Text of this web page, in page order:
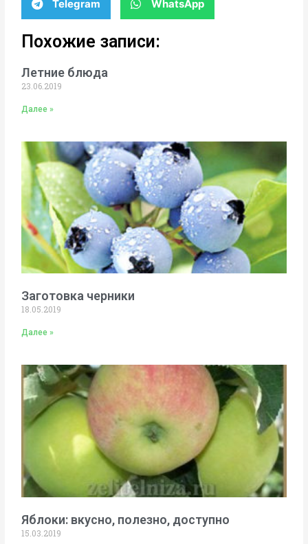
Telegram WhatsApp
Похожие записи:
Летние блюда
23.06.2019
Далее »
Заготовка черники
18.05.2019
Далее »
Яблоки: вкусно, полезно, доступно
15.03.2019